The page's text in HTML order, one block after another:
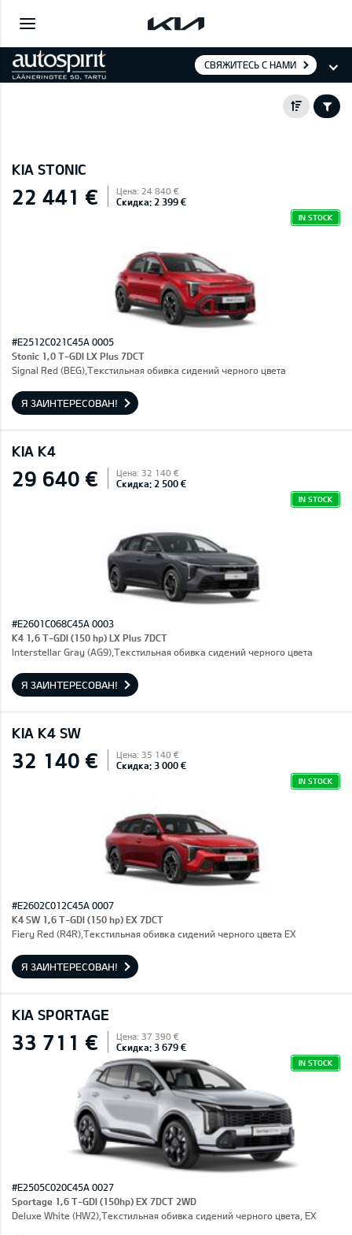
СВЯЖИТЕСЬ С НАМИ
KIA STONIC
22 441 € Цена: 24 840 €
Скидка: 2 399 €
IN STOCK
#E2512C021C45A 0005
Stonic 1,0 T-GDI LX Plus 7DCT
Signal Red (BEG),Текстильная обивка сидений черного цвета
Я ЗАИНТЕРЕСОВАН!
KIA K4
29 640 € Цена: 32 140 €
Скидка: 2 500 €
IN STOCK
#E2601C068C45A 0003
K4 1,6 T-GDI (150 hp) LX Plus 7DCT
Interstellar Gray (AG9),Текстильная обивка сидений черного цвета
Я ЗАИНТЕРЕСОВАН!
KIA K4 SW
32 140 € Цена: 35 140 €
Скидка: 3 000 €
IN STOCK
#E2602C012C45A 0007
K4 SW 1,6 T-GDI (150 hp) EX 7DCT
Fiery Red (R4R),Текстильная обивка сидений черного цвета EX
Я ЗАИНТЕРЕСОВАН!
KIA SPORTAGE
33 711 € Цена: 37 390 €
Скидка: 3 679 €
IN STOCK
#E2505C020C45A 0027
Sportage 1,6 T-GDI (150hp) EX 7DCT 2WD
Deluxe White (HW2),Текстильная обивка сидений черного цвета, EX